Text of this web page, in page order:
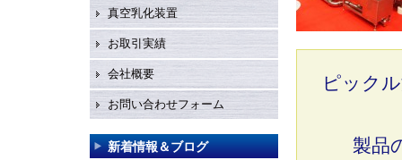
ピック
製品
真空乳化装置
お取引実績
会社概要
お問い合わせフォーム
新着情報＆ブログ